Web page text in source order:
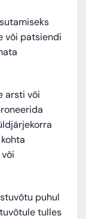
või patsiendi
arsti või
või
puhul
tulles